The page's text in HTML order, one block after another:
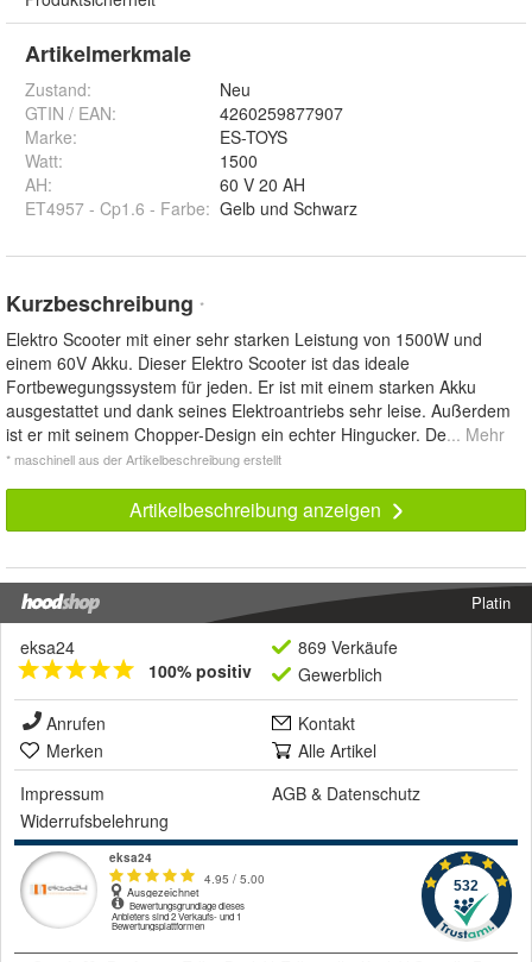
Artikelmerkmale
Zustand:
Neu
GTIN / EAN:
4260259877907
Marke:
ES-TOYS
Watt:
1500
AH:
60 V 20 AH
ET4957 - Cp1.6 - Farbe: Gelb und Schwarz
Kurzbeschreibung *
Elektro Scooter mit einer sehr starken Leistung von 1500W und
einem 60V Akku. Dieser Elektro Scooter ist das ideale
Fortbewegungssystem für jeden. Er ist mit einem starken Akku
ausgestattet und dank seines Elektroantriebs sehr leise. Außerdem
ist er mit seinem Chopper-Design ein echter Hingucker. De... Mehr
* maschinell aus der Artikelbeschreibung erstellt
Artikelbeschreibung anzeigen
Platin
eksa24
100% positiv
869 Verkäufe
Gewerblich
Anrufen
Kontakt
Merken
Alle Artikel
Impressum
AGB & Datenschutz
Widerrufsbelehrung